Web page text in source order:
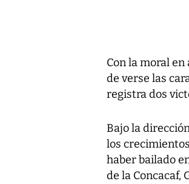
Con la moral
de verse las
registra dos
Bajo la
los
haber bailado
de la Concacaf,